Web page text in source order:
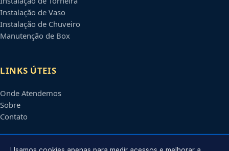
Instalação de Vaso
Instalação de Chuveiro
Manutenção de Box
LINKS ÚTEIS
Onde Atendemos
Sobre
Contato